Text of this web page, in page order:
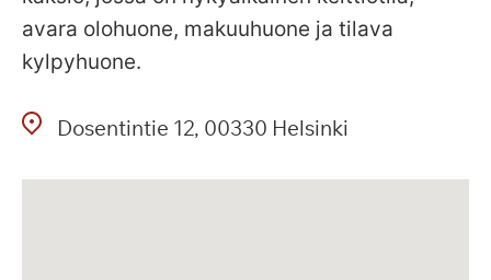
avara olohuone, makuuhuone ja tilava
kylpyhuone.
Dosentintie 12 00330 Helsinki